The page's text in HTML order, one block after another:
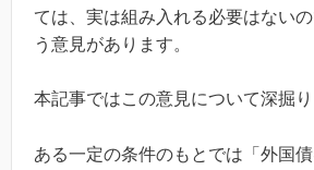
ては、実は組み入れる必要はない
う意見があります。
本記事ではこの意見について深掘り
ある一定の条件のもとでは「外国